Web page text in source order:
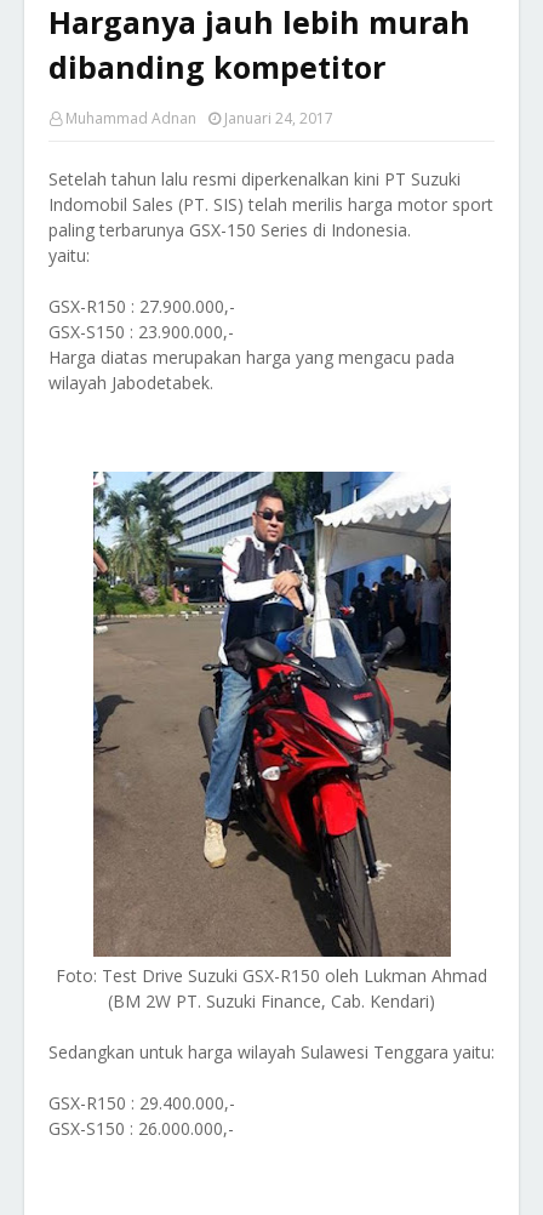
Harganya jauh lebih murah
dibanding kompetitor
Muhammad Adnan Januari 24, 2017
Setelah tahun lalu resmi diperkenalkan kini PT Suzuki
Indomobil Sales (PT. SIS) telah merilis harga motor sport
paling terbarunya GSX-150 Series di Indonesia.
yaitu:
GSX-R150 : 27.900.000,-
GSX-S150 : 23.900.000,-
Harga diatas merupakan harga yang mengacu pada
wilayah Jabodetabek.
Foto: Test Drive Suzuki GSX-R150 oleh Lukman Ahmad
(BM 2W PT. Suzuki Finance, Cab. Kendari)
Sedangkan untuk harga wilayah Sulawesi Tenggara yaitu:
GSX-R150 : 29.400.000,-
GSX-S150 : 26.000.000,-